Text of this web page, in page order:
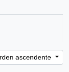
ascendente